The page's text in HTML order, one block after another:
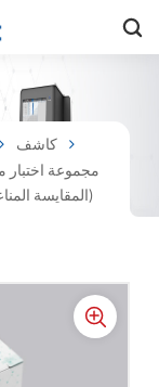
كاشف
(CA19-9) (المقايسة المناعية الكيميائية الضوئية المتجانسة)